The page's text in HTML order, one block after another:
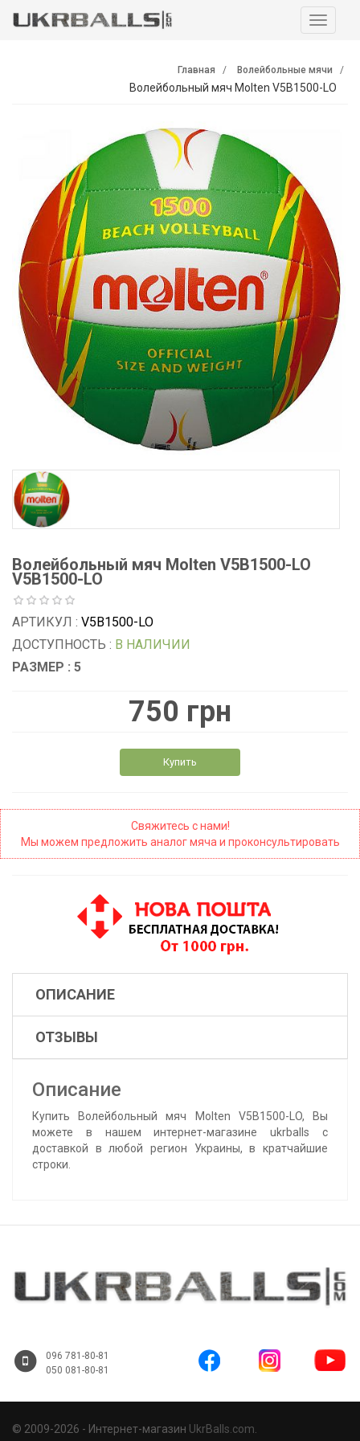
Главная Волейбольные мячи
Волейбольный мяч Molten V5B1500-LO
Волейбольный мяч Molten V5B1500-LO
V5B1500-LO
АРТИКУЛ : V5B1500-LO
ДОСТУПНОСТЬ : В НАЛИЧИИ
РАЗМЕР : 5
750 грн
Купить
Свяжитесь с нами!
Мы можем предложить аналог мяча и проконсультировать
ОПИСАНИЕ
ОТЗЫВЫ
Описание
Купить Волейбольный мяч Molten V5B1500-LO, Вы
можете в нашем интернет-магазине ukrballs с
доставкой в любой регион Украины, в кратчайшие
строки.
096 781-80-81
050 081-80-81
© 2009-2026 - Интернет-магазин UkrBalls.com.